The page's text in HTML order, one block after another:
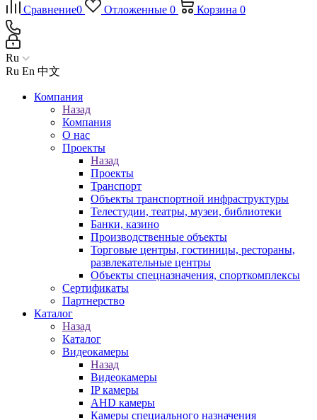
Сравнение0 Отложенные 0 Корзина 0
Ru
Ru En 中文
Компания
Назад
Компания
О нас
Проекты
Назад
Проекты
Транспорт
Объекты транспортной инфраструктуры
Телестудии, театры, музеи, библиотеки
Банки, казино
Производственные объекты
Торговые центры, гостиницы, рестораны,
развлекательные центры
Объекты спецназначения, спорткомплексы
Сертификаты
Партнерство
Каталог
Назад
Каталог
Видеокамеры
Назад
Видеокамеры
IP камеры
AHD камеры
Камеры специального назначения